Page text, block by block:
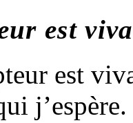
est
est
j’espère.